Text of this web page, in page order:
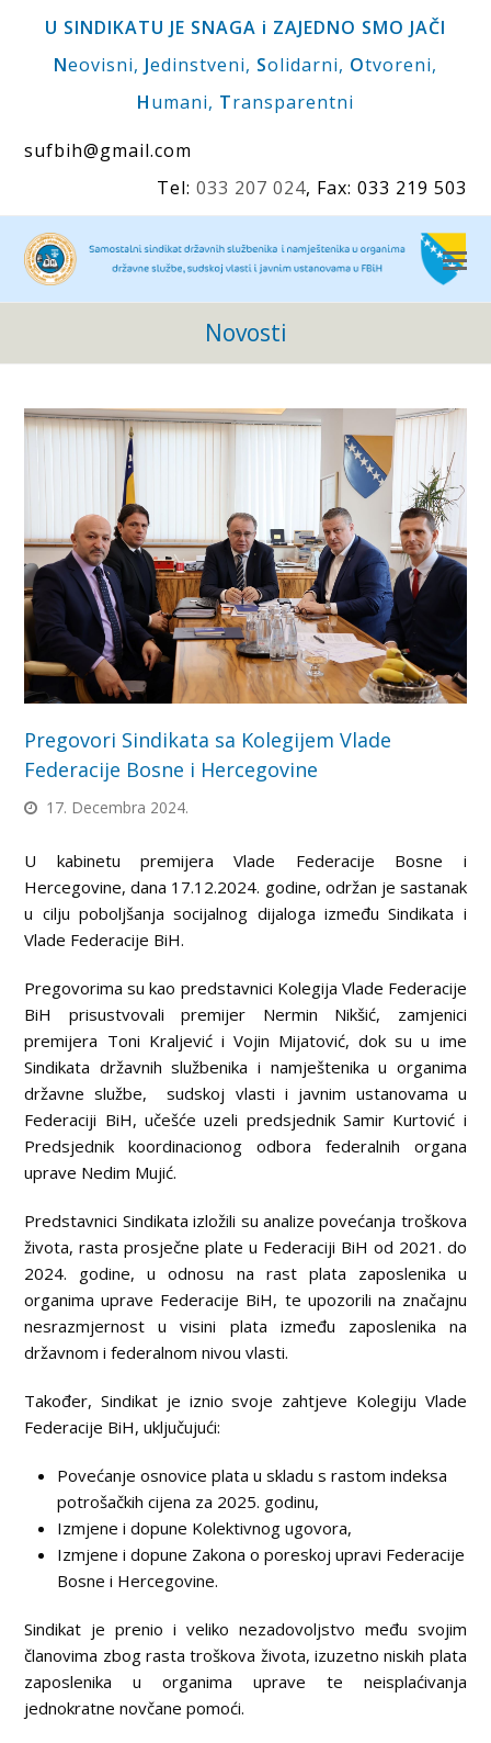
U SINDIKATU JE SNAGA i ZAJEDNO SMO JAČI
Neovisni, Jedinstveni, Solidarni, Otvoreni,
Humani, Transparentni
sufbih@gmail.com
Tel: 033 207 024, Fax: 033 219 503
Novosti
Pregovori Sindikata sa Kolegijem Vlade
Federacije Bosne i Hercegovine
17. Decembra 2024.
U kabinetu premijera Vlade Federacije Bosne i
Hercegovine, dana 17.12.2024. godine, održan je sastanak
u cilju poboljšanja socijalnog dijaloga između Sindikata i
Vlade Federacije BiH.
Pregovorima su kao predstavnici Kolegija Vlade Federacije
BiH prisustvovali premijer Nermin Nikšić, zamjenici
premijera Toni Kraljević i Vojin Mijatović, dok su u ime
Sindikata državnih službenika i namještenika u organima
državne službe, sudskoj vlasti i javnim ustanovama u
Federaciji BiH, učešće uzeli predsjednik Samir Kurtović i
Predsjednik koordinacionog odbora federalnih organa
uprave Nedim Mujić.
Predstavnici Sindikata izložili su analize povećanja troškova
života, rasta prosječne plate u Federaciji BiH od 2021. do
2024. godine, u odnosu na rast plata zaposlenika u
organima uprave Federacije BiH, te upozorili na značajnu
nesrazmjernost u visini plata između zaposlenika na
državnom i federalnom nivou vlasti.
Također, Sindikat je iznio svoje zahtjeve Kolegiju Vlade
Federacije BiH, uključujući:
Povećanje osnovice plata u skladu s rastom indeksa
potrošačkih cijena za 2025. godinu,
Izmjene i dopune Kolektivnog ugovora,
Izmjene i dopune Zakona o poreskoj upravi Federacije
Bosne i Hercegovine.
Sindikat je prenio i veliko nezadovoljstvo među svojim
članovima zbog rasta troškova života, izuzetno niskih plata
zaposlenika u organima uprave te neisplaćivanja
jednokratne novčane pomoći.